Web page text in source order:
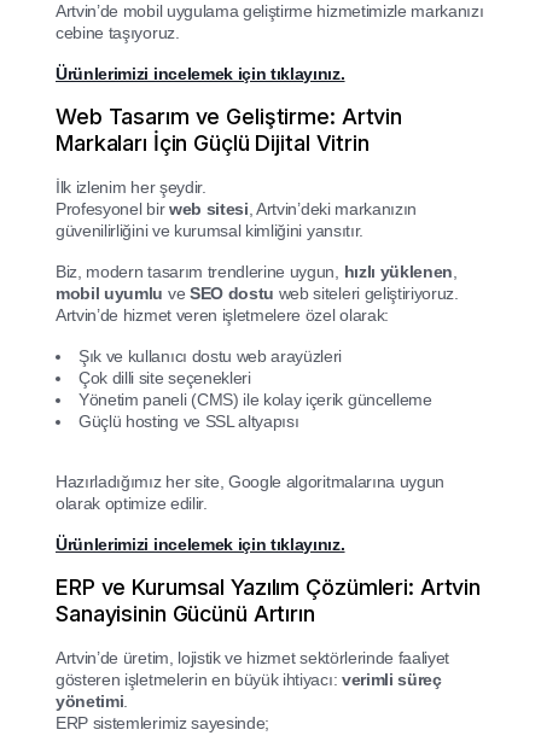
Artvin’de mobil uygulama geliştirme hizmetimizle markanızı
cebine taşıyoruz.
Ürünlerimizi incelemek için tıklayınız.
Web Tasarım ve Geliştirme: Artvin
Markaları İçin Güçlü Dijital Vitrin
İlk izlenim her şeydir.
Profesyonel birweb sitesi , Artvin’deki markanızın
güvenilirliğini ve kurumsal kimliğini yansıtır.
Biz, modern tasarım trendlerine uygun, hızlı yüklenen
mobil uyumlu ve SEO dostu web siteleri geliştiriyoruz.
Artvin’de hizmet veren işletmelere özel olarak:
Şık ve kullanıcı dostu web arayüzleri
Çok dilli site seçenekleri
Yönetim paneli (CMS) ile kolay içerik güncelleme
Güçlü hosting ve SSL altyapısı
Hazırladığımız her site, Google algoritmalarına uygun
olarak optimize edilir.
Ürünlerimizi incelemek için tıklayınız.
ERP ve Kurumsal Yazılım Çözümleri: Artvin
Sanayisinin Gücünü Artırın
Artvin’de üretim, lojistik ve hizmet sektörlerinde faaliyet
gösteren işletmelerin en büyük ihtiyacı: verimli süreç
yönetimi
ERP sistemlerimiz sayesinde;